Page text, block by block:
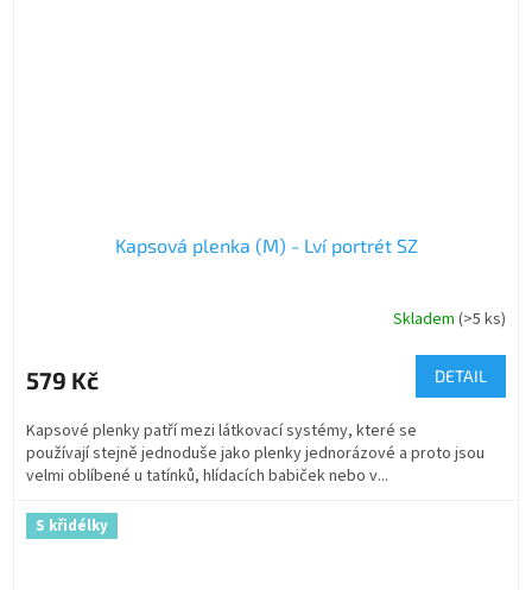
Kapsová plenka (M) - Lví portrét SZ
Skladem (>5 ks)
579 Kč DETAIL
Kapsové plenky patří mezi látkovací systémy, které se
používají stejně jednoduše jako plenky jednorázové a proto jsou
velmi oblíbené u tatínků, hlídacích babiček nebo v...
S křidélky